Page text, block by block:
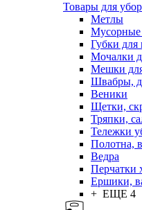
Товары для
Метлы
Мусорные
Губки для
Мочалки
Мешки
Швабры,
Веники
Щетки,
Тряпки,
Тележки
Полотна,
Ведра
Перчатки
Ершики,
+ ЕЩЕ 4